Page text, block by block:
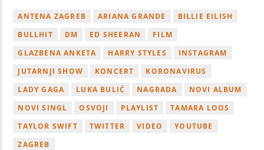
ANTENA ZAGREB ARIANA GRANDE
BILLIE EILISH
BULLHIT
DM ED SHEERAN
FILM
GLAZBENA ANKETA
HARRY STYLES
INSTAGRAM
JUTARNJI SHOW
KONCERT
KORONAVIRUS
LADY GAGA
LUKA BULIĆ NAGRADA
NOVI ALBUM
NOVI SINGL
OSVOJI PLAYLIST
TAMARA LOOS
TAYLOR SWIFT
TWITTER VIDEO
YOUTUBE
ZAGREB